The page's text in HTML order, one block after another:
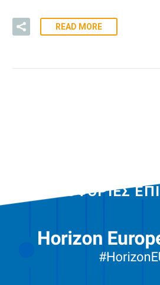
READ MORE
ΠΛΗΡΟΦΟΡΙΕΣ